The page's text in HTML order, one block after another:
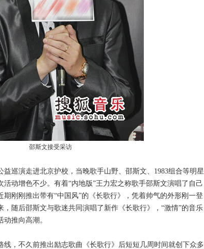
邵斯文接受采访
演走进北京护校，当晚歌手山野、邵斯文、1983组合等明星
动增色不少。有着“内地版”王力宏之称歌手邵斯文演唱了自己
刚刚推出带有“中国风”的《长歌行》，凭着帅气的外形刚一登
，随后邵斯文与歌迷共同演唱了新作《长歌行》，“激情”的音乐
推向高潮。
，不久前推出励志歌曲《长歌行》后短短几周时间就创下众多